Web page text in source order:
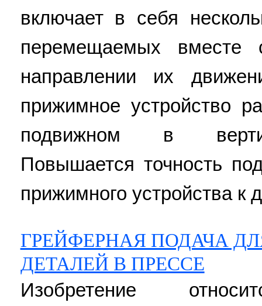
включает в себя
перемещаемых
направлении их
прижимное устройство
подвижном в
Повышается точность
прижимного устройства к
ГРЕЙФЕРНАЯ ПОДАЧА
ДЕТАЛЕЙ В ПРЕССЕ
Изобретение